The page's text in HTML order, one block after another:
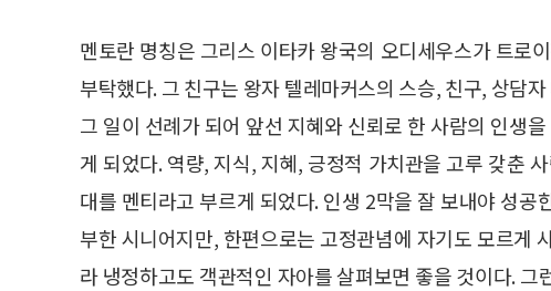
멘토란 명칭은 그리스 이타카 왕국의 오디세우스가 트로
부탁했다. 그 친구는 왕자 텔레마커스의 스승, 친구, 상담
그 일이 선례가 되어 앞선 지혜와 신뢰로 한 사람의 인생
게 되었다. 역량, 지식, 지혜, 긍정적 가치관을 고루 갖춘
대를 멘티라고 부르게 되었다. 인생 2막을 잘 보내야 성
부한 시니어지만, 한편으로는 고정관념에 자기도 모르게
라 냉정하고도 객관적인 자아를 살펴보면 좋을 것이다.